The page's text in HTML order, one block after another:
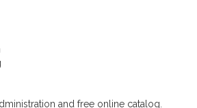
and free online catalog.